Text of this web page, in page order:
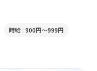
時給 : 900円〜999円